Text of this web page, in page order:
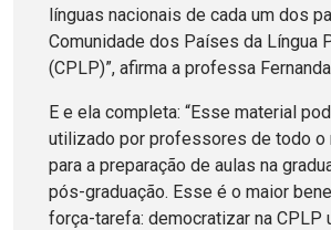
línguas nacionais de cada um dos
Comunidade dos Países da Língua
(CPLP)”, afirma a professa
E e ela completa: “Esse material
utilizado por professores de todo o
para a preparação de aulas na
pós-graduação. Esse é o maior
força-tarefa: democratizar na CPLP